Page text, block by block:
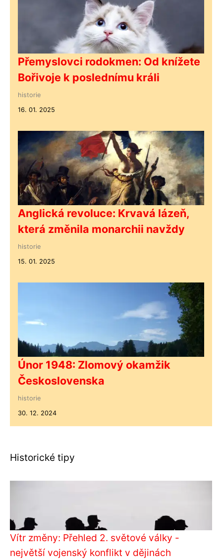
Přemyslovci rodokmen: Od knížete
Bořivoje k poslednímu králi
historie
16. 01. 2025
Anglická revoluce: Krvavá lázeň,
která změnila monarchii navždy
historie
15. 01. 2025
Únor 1948: Zlomový okamžik
Československa
historie
30. 12. 2024
Historické tipy
Vítr změny: Přehled 2. světové války -
největší vojenský konflikt v dějinách